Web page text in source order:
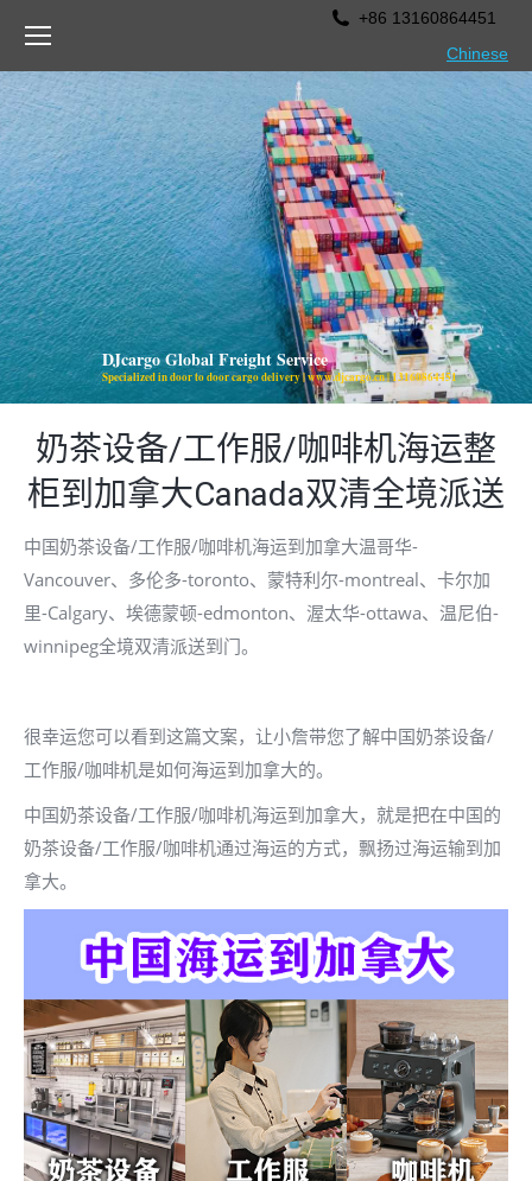
+86 13160864451
Chinese
DJcargo Global Freight Service
Specialized in door to door cargo delivery | www.djcargo.cn | 13160864451
奶茶设备/工作服/咖啡机海运整
柜到加拿大Canada双清全境派送
中国奶茶设备/工作服/咖啡机海运到加拿大温哥华-
Vancouver、多伦多-toronto、蒙特利尔-montreal、卡尔加
里-Calgary、埃德蒙顿-edmonton、渥太华-ottawa、温尼伯-
winnipeg全境双清派送到门。
很幸运您可以看到这篇文案，让小詹带您了解中国奶茶设备/
工作服/咖啡机是如何海运到加拿大的。
中国奶茶设备/工作服/咖啡机海运到加拿大，就是把在中国的
奶茶设备/工作服/咖啡机通过海运的方式，飘扬过海运输到加
拿大。